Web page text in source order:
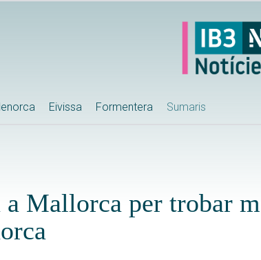
Eivissa Formentera Sumaris
Mallorca per trobar